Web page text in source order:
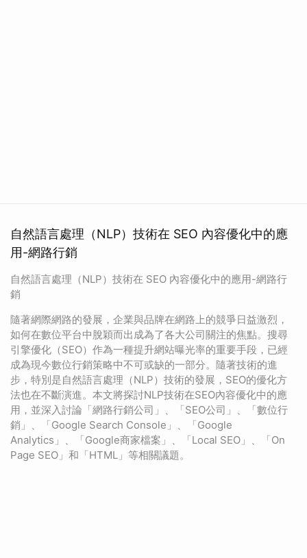
自然語言處理（NLP）技術在 SEO 內容優化中的應
用-網路行銷
自然語言處理（NLP）技術在 SEO 內容優化中的應用-網路行
銷
隨著網際網路的發展，企業與品牌在網路上的競爭日益激烈，
如何在數位平台中脫穎而出成為了各大公司關注的焦點。搜尋
引擎優化（SEO）作為一種提升網站曝光率的重要手段，已經
成為現今數位行銷策略中不可或缺的一部分。隨著技術的進
步，特別是自然語言處理（NLP）技術的發展，SEO的優化方
法也在不斷演進。本文將探討NLP技術在SEO內容優化中的應
用，並深入討論「網路行銷公司」、「SEO公司」、「數位行
銷」、「Google Search Console」、「Google
Analytics」、「Google商家檔案」、「Local SEO」、「On
Page SEO」和「HTML」等相關議題。